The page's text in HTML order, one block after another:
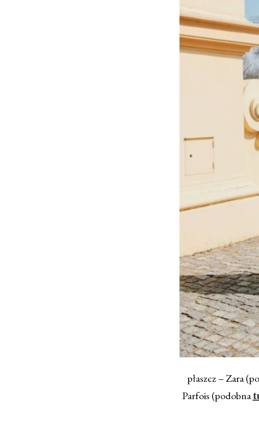
płaszcz – Zara
Parfois (podobna